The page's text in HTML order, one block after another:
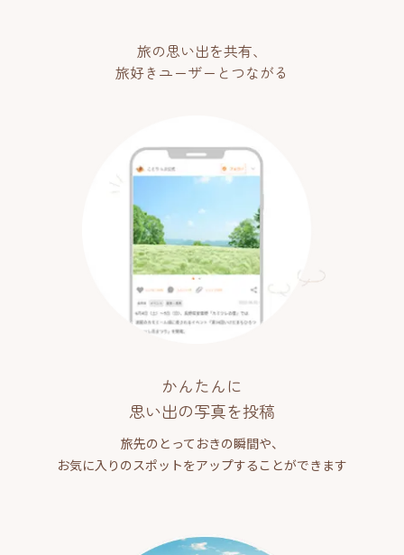
旅の思い出を共有、
旅好きユーザーとつながる
かんたんに
思い出の写真を投稿
旅先のとっておきの瞬間や、
お気に入りのスポットをアップすることができます